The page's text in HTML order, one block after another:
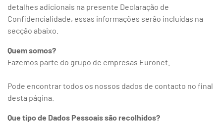
detalhes adicionais na presente Declaração de
Confidencialidade, essas informações serão incluídas na
secção abaixo.
Quem somos?
Fazemos parte do grupo de empresas Euronet.
Pode encontrar todos os nossos dados de contacto no final
desta página.
Que tipo de Dados Pessoais são recolhidos?